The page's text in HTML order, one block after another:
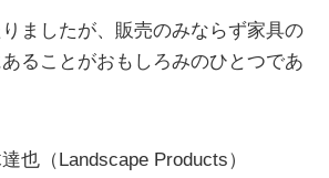
ましたが、販売のみならず家具の
ることがおもしろみのひとつであ
也（Landscape Products）